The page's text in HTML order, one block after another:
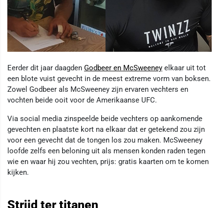
Eerder dit jaar daagden Godbeer en McSweeney elkaar uit tot
een blote vuist gevecht in de meest extreme vorm van boksen.
Zowel Godbeer als McSweeney zijn ervaren vechters en
vochten beide ooit voor de Amerikaanse UFC.
Via social media zinspeelde beide vechters op aankomende
gevechten en plaatste kort na elkaar dat er getekend zou zijn
voor een gevecht dat de tongen los zou maken. McSweeney
loofde zelfs een beloning uit als mensen konden raden tegen
wie en waar hij zou vechten, prijs: gratis kaarten om te komen
kijken.
Strijd ter titanen